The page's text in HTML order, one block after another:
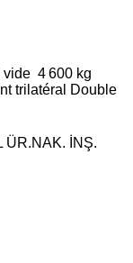
vide 4 600 kg
trilatéral Double
ÜR.NAK. İNŞ.